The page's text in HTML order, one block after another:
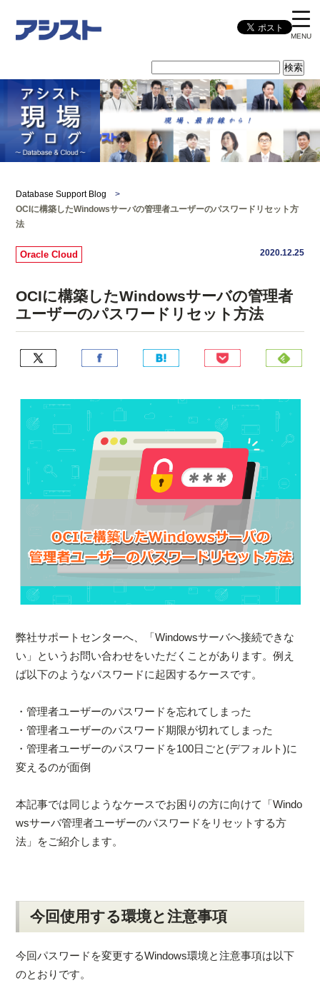
MENU
Database Support Blog
>
OCIに構築したWindowsサーバの管理者ユーザーのパスワードリセット方
法
Oracle Cloud 2020.12.25
OCIに構築したWindowsサーバの管理者
ユーザーのパスワードリセット方法
弊社サポートセンターへ、「Windowsサーバへ接続できな
い」というお問い合わせをいただくことがあります。例え
ば以下のようなパスワードに起因するケースです。
・管理者ユーザーのパスワードを忘れてしまった
・管理者ユーザーのパスワード期限が切れてしまった
・管理者ユーザーのパスワードを100日ごと(デフォルト)に
変えるのが面倒
本記事では同じようなケースでお困りの方に向けて「Windo
wsサーバ管理者ユーザーのパスワードをリセットする方
法」をご紹介します。
今回使用する環境と注意事項
今回パスワードを変更するWindows環境と注意事項は以下
のとおりです。